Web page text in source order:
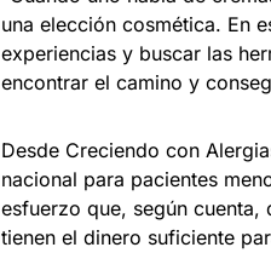
una elección cosmética. En
experiencias y buscar las
encontrar el camino y
Desde Creciendo con
nacional para pacientes
esfuerzo que, según cuenta,
tienen el dinero suficiente